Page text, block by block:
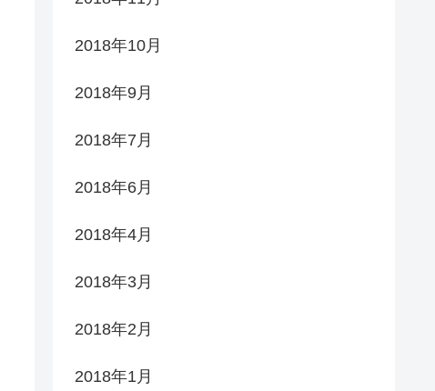
2018年10月
2018年9月
2018年7月
2018年6月
2018年4月
2018年3月
2018年2月
2018年1月